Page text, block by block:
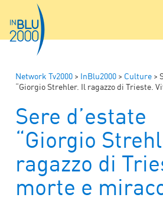
Network Tv2000 > InBlu2000 > Culture >
“Giorgio Strehler. Il ragazzo di Trieste.
Sere d’estate
“Giorgio
ragazzo di
morte e